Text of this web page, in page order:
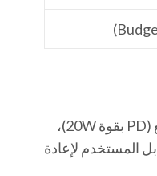
باستخدام شاحن سريع (PD بقوة 20W)،
المستخدم لإعادة